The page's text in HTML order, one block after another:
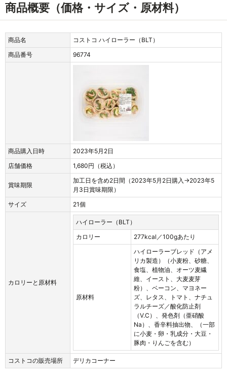
商品概要（価格・サイズ・原材料）
商品名
コストコ ハイローラー（BLT）
商品番号
96774
商品購入日時
2023年5月2日
店舗価格
1,680円（税込）
賞味期限
加工日を含め2日間（2023年5月2日購入→2023年5
月3日賞味期限）
サイズ
21個
カロリーと原材料
ハイローラー（BLT）
カロリー
277kcal／100gあたり
原材料
ハイローラーブレッド（アメ
リカ製造）（小麦粉、砂糖、
食塩、植物油、オーツ麦繊
維、イースト、大麦麦芽
粉）、ベーコン、マヨネー
ズ、レタス、トマト、ナチュ
ラルチーズ／酸化防止剤
（V.C）、発色剤（亜硝酸
Na）、香辛料抽出物、（一部
に小麦・卵・乳成分・大豆・
豚肉・りんごを含む）
コストコの販売場所 デリカコーナー